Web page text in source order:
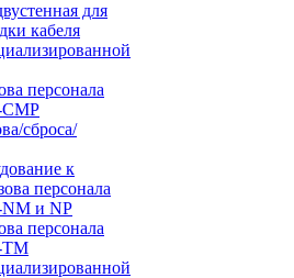
для
кабеля
персонала
сброса/
к
персонала
и NP
персонала